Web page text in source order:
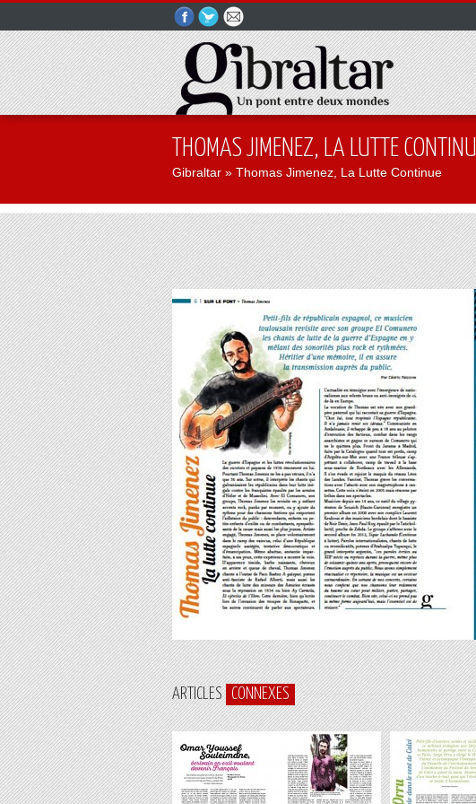
THOMAS JIMENEZ, LA LUTTE
Gibraltar » Thomas Jimenez, La Lutte Continue
ARTICLES CONNEXES